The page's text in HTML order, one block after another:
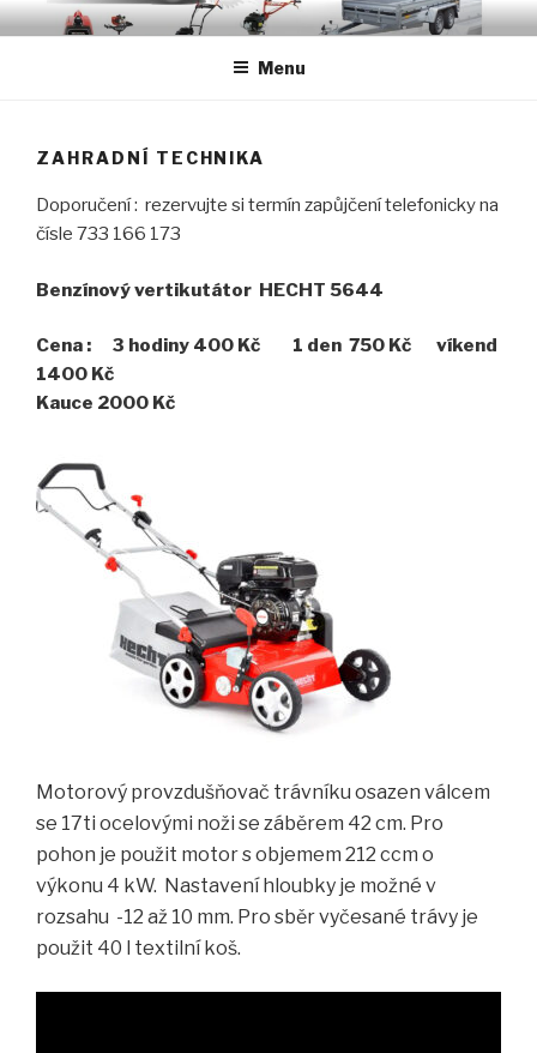
Přejít
k
PŮJČOVNA MORAVSKÉ
BUDĚJOVICE
Půjčovna nářadí, zahradní techniky a přívěsných vozíků
Menu
ZAHRADNÍ TECHNIKA
Doporučení : rezervujte si termín zapůjčení telefonicky na
čísle 733 166 173
Benzínový vertikutátor HECHT 5644
Cena : 3 hodiny 400 Kč 1 den 750 Kč víkend
1400 Kč
Kauce 2000 Kč
Motorový provzdušňovač trávníku osazen válcem
se 17ti ocelovými noži se záběrem 42 cm. Pro
pohon je použit motor s objemem 212 ccm o
výkonu 4 kW. Nastavení hloubky je možné v
rozsahu -12 až 10 mm. Pro sběr vyčesané trávy je
použit 40 l textilní koš.